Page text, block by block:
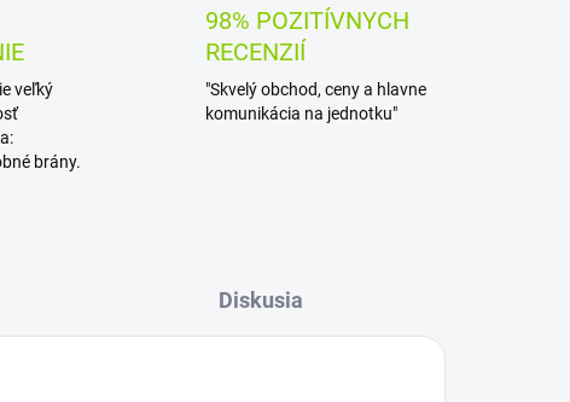
veľký
brány.
98% POZITÍVNYCH
RECENZIÍ
"Skvelý obchod, ceny a hlavne
komunikácia na jednotku"
Diskusia